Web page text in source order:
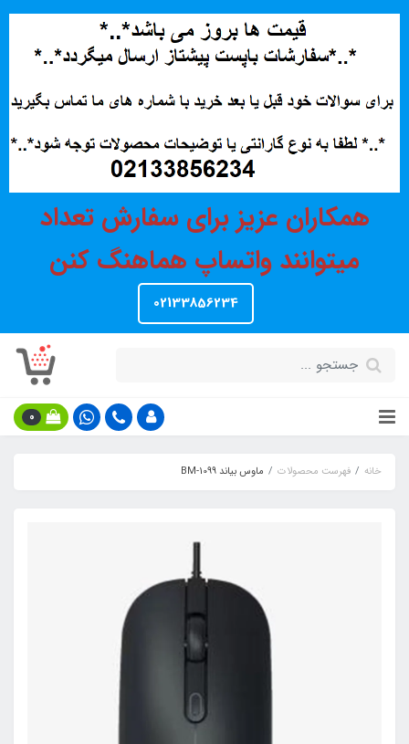
همکاران عزیز برای سفارش تعداد
میتوانند واتساپ هماهنگ کنن
02133856234
0
خانه فهرست محصولات ماوس بیاند BM-1099